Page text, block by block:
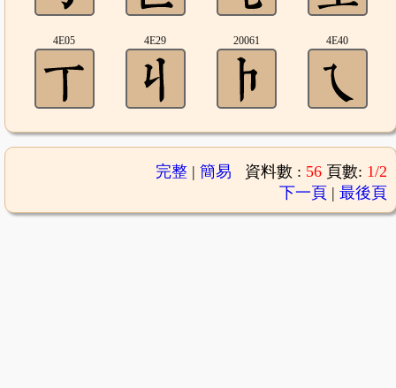
4E05 4E29 20061 4E40
完整| 簡易 資料數 : 56 頁數: 1/2
下一頁 | 最後頁